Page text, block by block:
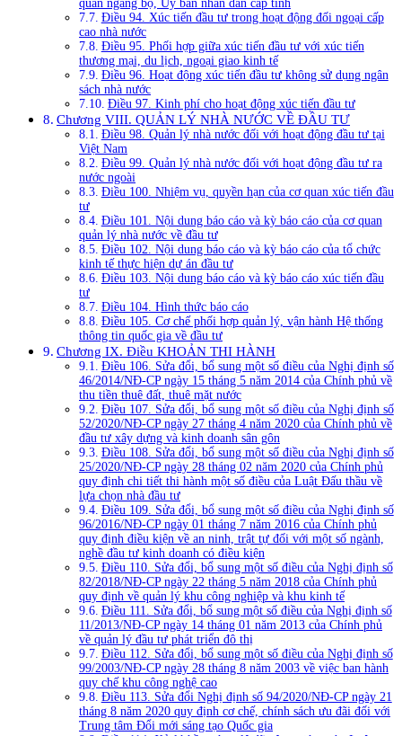
quan ngang bộ, Ủy ban nhân dân cấp tỉnh
Điều 94. Xúc tiến đầu tư trong hoạt động đối ngoại cấp
cao nhà nước
Điều 95. Phối hợp giữa xúc tiến đầu tư với xúc tiến
thương mại, du lịch, ngoại giao kinh tế
Điều 96. Hoạt động xúc tiến đầu tư không sử dụng ngân
sách nhà nước
Điều 97. Kinh phí cho hoạt động xúc tiến đầu tư
Chương VIII. QUẢN LÝ NHÀ NƯỚC VỀ ĐẦU TƯ
Điều 98. Quản lý nhà nước đối với hoạt động đầu tư tại
Việt Nam
Điều 99. Quản lý nhà nước đối với hoạt động đầu tư ra
nước ngoài
Điều 100. Nhiệm vụ, quyền hạn của cơ quan xúc tiến đầu
tư
Điều 101. Nội dung báo cáo và kỳ báo cáo của cơ quan
quản lý nhà nước về đầu tư
Điều 102. Nội dung báo cáo và kỳ báo cáo của tổ chức
kinh tế thực hiện dự án đầu tư
Điều 103. Nội dung báo cáo và kỳ báo cáo xúc tiến đầu
tư
Điều 104. Hình thức báo cáo
Điều 105. Cơ chế phối hợp quản lý, vận hành Hệ thống
thông tin quốc gia về đầu tư
Chương IX. Điều KHOẢN THI HÀNH
Điều 106. Sửa đổi, bổ sung một số điều của Nghị định số
46/2014/NĐ-CP ngày 15 tháng 5 năm 2014 của Chính phủ về
thu tiền thuê đất, thuê mặt nước
Điều 107. Sửa đổi, bổ sung một số điều của Nghị định số
52/2020/NĐ-CP ngày 27 tháng 4 năm 2020 của Chính phủ về
đầu tư xây dựng và kinh doanh sân gôn
Điều 108. Sửa đổi, bổ sung một số điều của Nghị định số
25/2020/NĐ-CP ngày 28 tháng 02 năm 2020 của Chính phủ
quy định chi tiết thi hành một số điều của Luật Đấu thầu về
lựa chọn nhà đầu tư
Điều 109. Sửa đổi, bổ sung một số điều của Nghị định số
96/2016/NĐ-CP ngày 01 tháng 7 năm 2016 của Chính phủ
quy định điều kiện về an ninh, trật tự đối với một số ngành,
nghề đầu tư kinh doanh có điều kiện
Điều 110. Sửa đổi, bổ sung một số điều của Nghị định số
82/2018/NĐ-CP ngày 22 tháng 5 năm 2018 của Chính phủ
quy định về quản lý khu công nghiệp và khu kinh tế
Điều 111. Sửa đổi, bổ sung một số điều của Nghị định số
11/2013/NĐ-CP ngày 14 tháng 01 năm 2013 của Chính phủ
về quản lý đầu tư phát triển đô thị
Điều 112. Sửa đổi, bổ sung một số điều của Nghị định số
99/2003/NĐ-CP ngày 28 tháng 8 năm 2003 về việc ban hành
quy chế khu công nghệ cao
Điều 113. Sửa đổi Nghị định số 94/2020/NĐ-CP ngày 21
tháng 8 năm 2020 quy định cơ chế, chính sách ưu đãi đối với
Trung tâm Đổi mới sáng tạo Quốc gia